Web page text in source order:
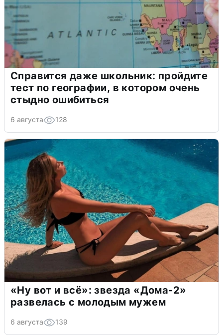
Справится даже школьник: пройдите
тест по географии, в котором очень
стыдно ошибиться
6 августа 128
«Ну вот и всё»: звезда «Дома-2»
развелась с молодым мужем
6 августа 139